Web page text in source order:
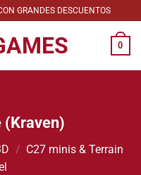
GRANDES DESCUENTOS
0
(Kraven)
/ C27 minis & Terrain